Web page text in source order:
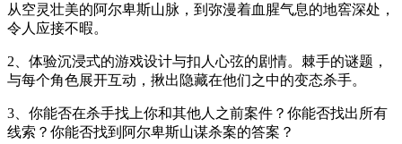
从空灵壮美的阿尔卑斯山脉，到弥漫着血腥气息的地窖深处，
令人应接不暇。
2、体验沉浸式的游戏设计与扣人心弦的剧情。棘手的谜题，
与每个角色展开互动，揪出隐藏在他们之中的变态杀手。
3、你能否在杀手找上你和其他人之前案件？你能否找出所有
线索？你能否找到阿尔卑斯山谋杀案的答案？